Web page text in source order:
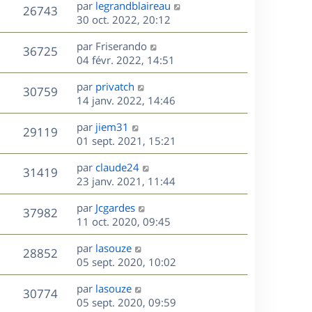
e
n
i
e
r
m
e
s
s
a
g
e
26743V
u
s
D
e
r
n
i
e
r
m
e
s
s
a
g
e
par legrandblaireau
30 oct. 2022, 20:12
36725V
u
s
D
e
r
n
i
e
r
m
e
s
s
a
g
e
par Friserando
04 févr. 2022, 14:51
30759V
u
s
D
e
r
n
i
e
r
m
e
s
s
a
g
e
par privatch
14 janv. 2022, 14:46
29119V
u
s
D
e
r
n
i
e
r
m
e
s
s
a
g
e
par jiem31
01 sept. 2021, 15:21
31419V
u
e
s
D
e
r
n
i
e
r
m
e
s
s
par claude24
23 janv. 2021, 11:44
37982V
u
e
D
e
r
n
i
e
r
m
par Jcgardes
11 oct. 2020, 09:45
28852V
u
D
e
r
n
i
par lasouze
05 sept. 2020, 10:02
30774V
D
e
par lasouze
05 sept. 2020, 09:59